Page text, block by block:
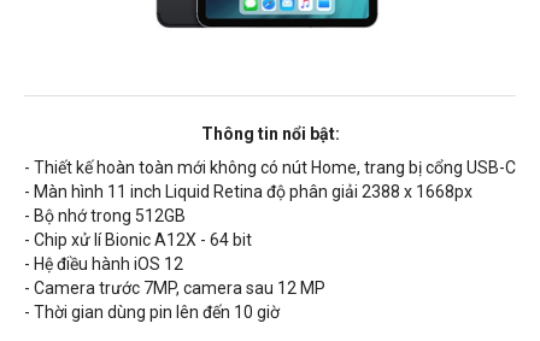
Thông tin nổi bật:
- Thiết kế hoàn toàn mới không có nút Home, trang bị cổng USB-C
- Màn hình 11 inch Liquid Retina độ phân giải 2388 x 1668px
- Bộ nhớ trong 512GB
- Chip xử lí Bionic A12X - 64 bit
- Hệ điều hành iOS 12
- Camera trước 7MP, camera sau 12 MP
- Thời gian dùng pin lên đến 10 giờ